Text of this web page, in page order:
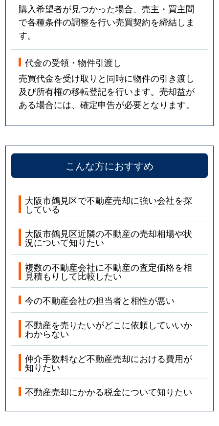
購入希望者が見つかった場合、売主・買主間
で各種条件の調整を行い売買契約を締結しま
す。
代金の受領・物件引渡し
売買代金を受け取りと同時に物件の引き渡し
及び所有権の移転登記を行います。売却益が
ある場合には、確定申告が必要となります。
こんな方におすすめ
大阪市鶴見区で不動産売却に強い会社を探
している
大阪市鶴見区近隣の不動産の売却相場や状
況について知りたい
複数の不動産会社に不動産の査定価格を相
見積もりして比較したい
今の不動産会社の担当者と相性が悪い
不動産を売りたいがどこに依頼していいか
わからない
仲介手数料など不動産売却における費用が
知りたい
不動産売却にかかる税金について知りたい